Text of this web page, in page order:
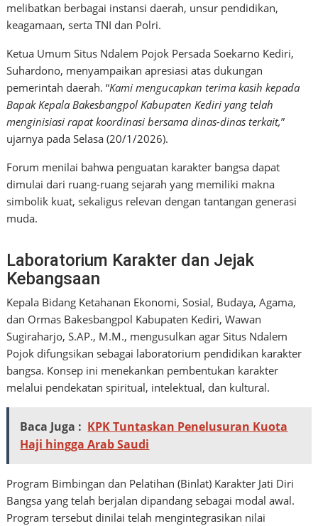
melibatkan berbagai instansi daerah, unsur pendidikan,
keagamaan, serta TNI dan Polri.
Ketua Umum Situs Ndalem Pojok Persada Soekarno Kediri,
Suhardono, menyampaikan apresiasi atas dukungan
pemerintah daerah. “Kami mengucapkan terima kasih kepada
Bapak Kepala Bakesbangpol Kabupaten Kediri yang telah
menginisiasi rapat koordinasi bersama dinas-dinas terkait,”
ujarnya pada Selasa (20/1/2026).
Forum menilai bahwa penguatan karakter bangsa dapat
dimulai dari ruang-ruang sejarah yang memiliki makna
simbolik kuat, sekaligus relevan dengan tantangan generasi
muda.
Laboratorium Karakter dan Jejak
Kebangsaan
Kepala Bidang Ketahanan Ekonomi, Sosial, Budaya, Agama,
dan Ormas Bakesbangpol Kabupaten Kediri, Wawan
Sugiraharjo, S.AP., M.M., mengusulkan agar Situs Ndalem
Pojok difungsikan sebagai laboratorium pendidikan karakter
bangsa. Konsep ini menekankan pembentukan karakter
melalui pendekatan spiritual, intelektual, dan kultural.
Baca Juga : KPK Tuntaskan Penelusuran Kuota
Haji hingga Arab Saudi
Program Bimbingan dan Pelatihan (Binlat) Karakter Jati Diri
Bangsa yang telah berjalan dipandang sebagai modal awal.
Program tersebut dinilai telah mengintegrasikan nilai